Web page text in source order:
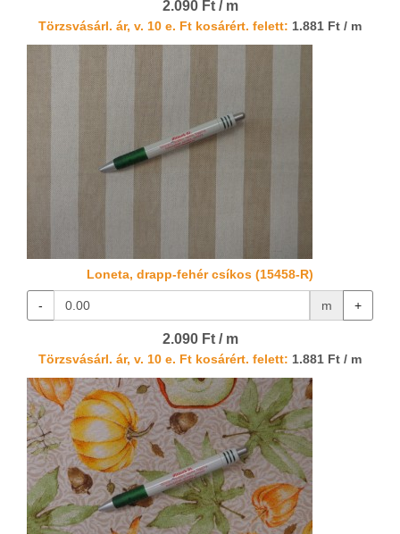
2.090 Ft / m
Törzsvásárl. ár, v. 10 e. Ft kosárért. felett: 1.881 Ft / m
Loneta, drapp-fehér csíkos (15458-R)
- m +
2.090 Ft / m
Törzsvásárl. ár, v. 10 e. Ft kosárért. felett: 1.881 Ft / m